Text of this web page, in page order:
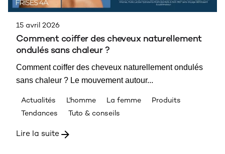
15 avril 2026
Comment coiffer des cheveux naturellement
ondulés sans chaleur ?
Comment coiffer des cheveux naturellement ondulés
sans chaleur ? Le mouvement autour...
Actualités L'homme La femme
Produits
Tendances
Tuto & conseils
Lire la suite